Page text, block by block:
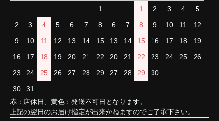
1
2 3 4 5 6 7 8
9 10 11 12 13 14 15
16 17 18 19 20 21 22
23 24 25 26 27 28 29
30 31
1 2 3 4 5
6 7 8 9 10 11 12
13 14 15 16 17 18 19
20 21 22 23 24 25 26
27 28 29 30
赤：店休日、黄色：発送不可日となります。
上記の翌日のお届け指定が出来かねますのでご了承下さい。